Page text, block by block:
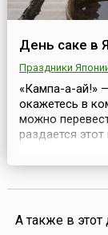
День саке в
Праздники
«Кампа-а-ай!»
окажетесь в
можно
раздается
практически
А также в этот